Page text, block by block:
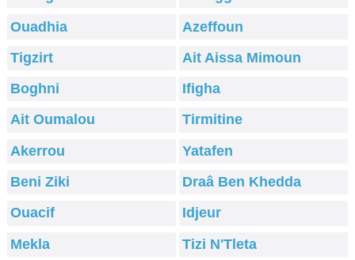
Ouadhia
Azeffoun
Tigzirt
Ait Aissa Mimoun
Boghni
Ifigha
Ait Oumalou
Tirmitine
Akerrou
Yatafen
Beni Ziki
Draâ Ben Khedda
Ouacif
Idjeur
Mekla
Tizi N'Tleta